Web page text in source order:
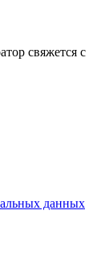
свяжется с
данных